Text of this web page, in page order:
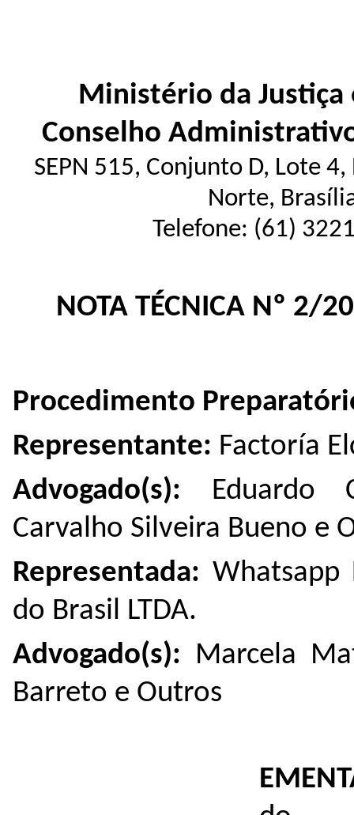
Ministério da Justiça
Conselho
SEPN 515, Conjunto D, Lote
Norte,
Telefone: (61)
NOTA TÉCNICA Nº 2/
Procedimento
Representante: Factoría
Advogado(s): Eduardo
Carvalho Silveira Bueno e
Representada: Whatsapp
do Brasil LTDA.
Advogado(s): Marcela
Barreto e Outros